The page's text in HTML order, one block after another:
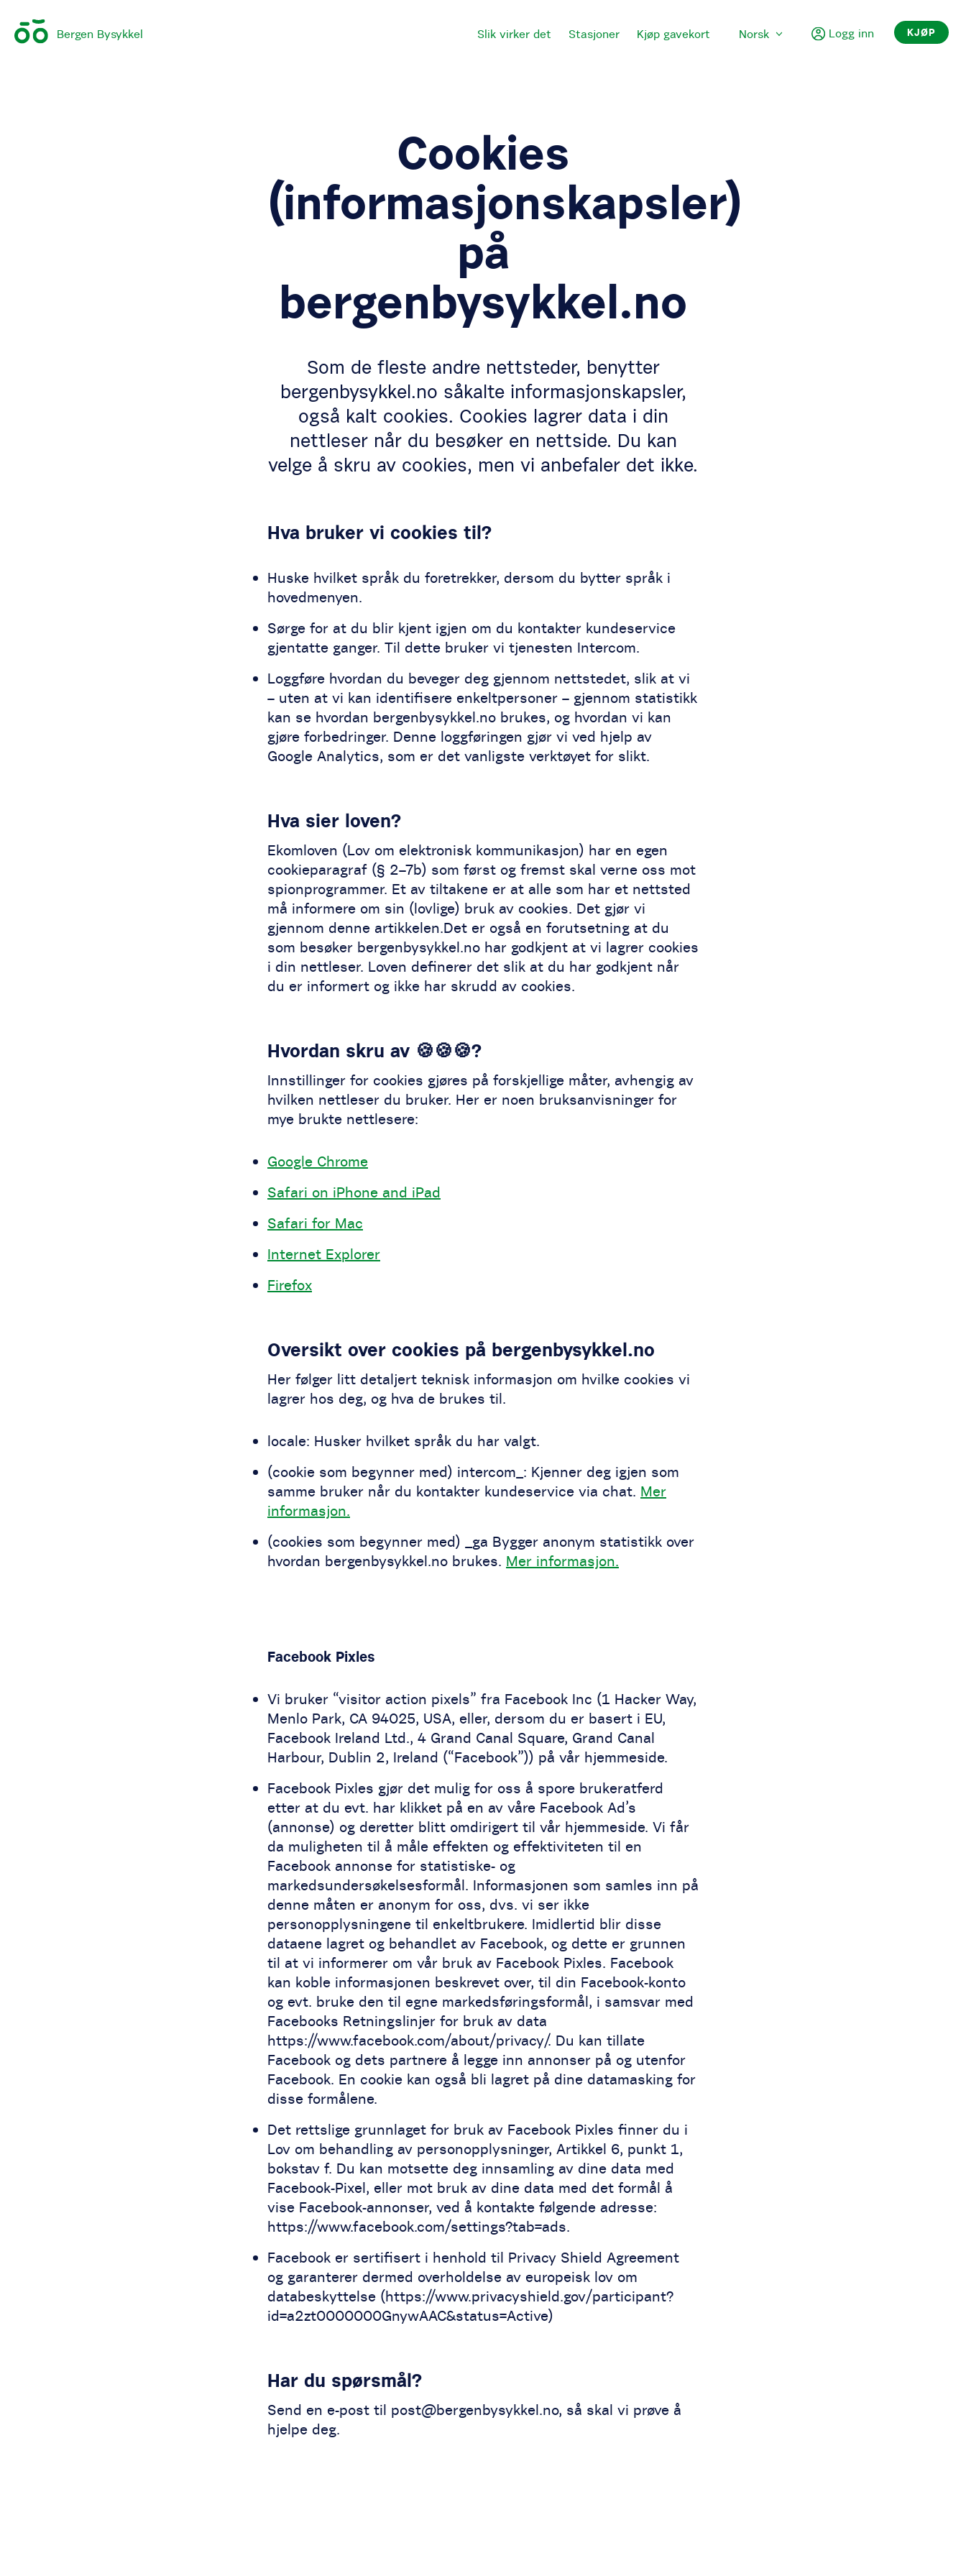
Bergen Bysykkel Slik virker det Stasjoner Kjøp gavekort Norsk Logg inn KJØP
Cookies
(informasjonskapsler)
på
bergenbysykkel.no
Som de fleste andre nettsteder, benytter
bergenbysykkel.no såkalte informasjonskapsler,
også kalt cookies. Cookies lagrer data i din
nettleser når du besøker en nettside. Du kan
velge å skru av cookies, men vi anbefaler det ikke.
Hva bruker vi cookies til?
Huske hvilket språk du foretrekker, dersom du bytter språk i
hovedmenyen.
Sørge for at du blir kjent igjen om du kontakter kundeservice
gjentatte ganger. Til dette bruker vi tjenesten Intercom.
Loggføre hvordan du beveger deg gjennom nettstedet, slik at vi
– uten at vi kan identifisere enkeltpersoner – gjennom statistikk
kan se hvordan bergenbysykkel.no brukes, og hvordan vi kan
gjøre forbedringer. Denne loggføringen gjør vi ved hjelp av
Google Analytics, som er det vanligste verktøyet for slikt.
Hva sier loven?
Ekomloven (Lov om elektronisk kommunikasjon) har en egen
cookieparagraf (§ 2–7b) som først og fremst skal verne oss mot
spionprogrammer. Et av tiltakene er at alle som har et nettsted
må informere om sin (lovlige) bruk av cookies. Det gjør vi
gjennom denne artikkelen.Det er også en forutsetning at du
som besøker bergenbysykkel.no har godkjent at vi lagrer cookies
i din nettleser. Loven definerer det slik at du har godkjent når
du er informert og ikke har skrudd av cookies.
Hvordan skru av 🍪🍪🍪?
Innstillinger for cookies gjøres på forskjellige måter, avhengig av
hvilken nettleser du bruker. Her er noen bruksanvisninger for
mye brukte nettlesere:
Google Chrome
Safari on iPhone and iPad
Safari for Mac
Internet Explorer
Firefox
Oversikt over cookies på bergenbysykkel.no
Her følger litt detaljert teknisk informasjon om hvilke cookies vi
lagrer hos deg, og hva de brukes til.
locale: Husker hvilket språk du har valgt.
(cookie som begynner med) intercom_: Kjenner deg igjen som
samme bruker når du kontakter kundeservice via chat. Mer
informasjon.
(cookies som begynner med) _ga Bygger anonym statistikk over
hvordan bergenbysykkel.no brukes. Mer informasjon.
Facebook Pixles
Vi bruker “visitor action pixels” fra Facebook Inc (1 Hacker Way,
Menlo Park, CA 94025, USA, eller, dersom du er basert i EU,
Facebook Ireland Ltd., 4 Grand Canal Square, Grand Canal
Harbour, Dublin 2, Ireland (“Facebook”)) på vår hjemmeside.
Facebook Pixles gjør det mulig for oss å spore brukeratferd
etter at du evt. har klikket på en av våre Facebook Ad’s
(annonse) og deretter blitt omdirigert til vår hjemmeside. Vi får
da muligheten til å måle effekten og effektiviteten til en
Facebook annonse for statistiske- og
markedsundersøkelsesformål. Informasjonen som samles inn på
denne måten er anonym for oss, dvs. vi ser ikke
personopplysningene til enkeltbrukere. Imidlertid blir disse
dataene lagret og behandlet av Facebook, og dette er grunnen
til at vi informerer om vår bruk av Facebook Pixles. Facebook
kan koble informasjonen beskrevet over, til din Facebook-konto
og evt. bruke den til egne markedsføringsformål, i samsvar med
Facebooks Retningslinjer for bruk av data
https://www.facebook.com/about/privacy/. Du kan tillate
Facebook og dets partnere å legge inn annonser på og utenfor
Facebook. En cookie kan også bli lagret på dine datamasking for
disse formålene.
Det rettslige grunnlaget for bruk av Facebook Pixles finner du i
Lov om behandling av personopplysninger, Artikkel 6, punkt 1,
bokstav f. Du kan motsette deg innsamling av dine data med
Facebook-Pixel, eller mot bruk av dine data med det formål å
vise Facebook-annonser, ved å kontakte følgende adresse:
https://www.facebook.com/settings?tab=ads.
Facebook er sertifisert i henhold til Privacy Shield Agreement
og garanterer dermed overholdelse av europeisk lov om
databeskyttelse (https://www.privacyshield.gov/participant?
id=a2zt0000000GnywAAC&status=Active)
Har du spørsmål?
Send en e-post til post@bergenbysykkel.no, så skal vi prøve å
hjelpe deg.